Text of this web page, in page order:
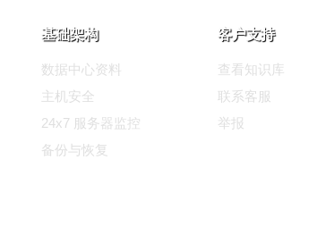
基础架构
数据中心资料
主机安全
24x7 服务器监控
备份与恢复
客户支持
查看知识库
联系客服
举报